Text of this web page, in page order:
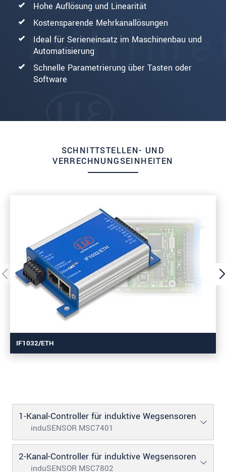
Hohe Auflösung und Linearität
Kostensparende Mehrkanallösungen
Ideal für Serieneinsatz im Maschinenbau und
Automatisierung
Schnelle Parametrierung über Tasten oder
Software
SCHNITTSTELLEN- UND
VERRECHNUNGSEINHEITEN
IF1032/ETH
1-Kanal-Controller für induktive Wegsensoren
induSENSOR MSC7401
2-Kanal-Controller für induktive Wegsensoren
induSENSOR MSC7802